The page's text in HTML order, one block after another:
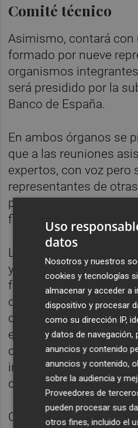
Comité técnico
Asimismo, contará con
formado por nueve
organismos
será presidido por la
Banco de España.
En ambos órganos se
que a las reuniones
expertos, con voz pero
representantes de
públicas relacionadas
financiera.
La citada AMCESFI
y facultades el análisis
factores de riesgo
opiniones; la
cualquier aspecto que
estabilidad financiera, y
opiniones a los
instando a la adopción
concretas.
Con periodicidad anual,
Uso
datos
Nosotros y nuestros
cookies y tecnologías
almacenar y acceder a
dispositivo y procesar
como su dirección IP,
y datos de navegación,
anuncios y contenido
anuncios y contenido,
sobre la audiencia y
Proveedores de
pueden procesar sus
otros fines, incluido el